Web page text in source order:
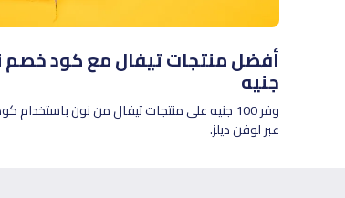
جنيه
وفر 100 جنيه على منتجات تيفال من نون
عبر لوفن ديلز.